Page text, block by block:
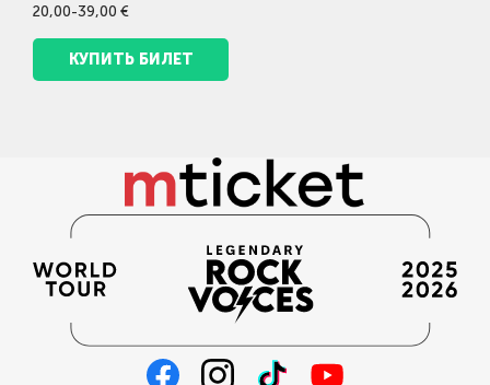
20,00-39,00 €
КУПИТЬ БИЛЕТ